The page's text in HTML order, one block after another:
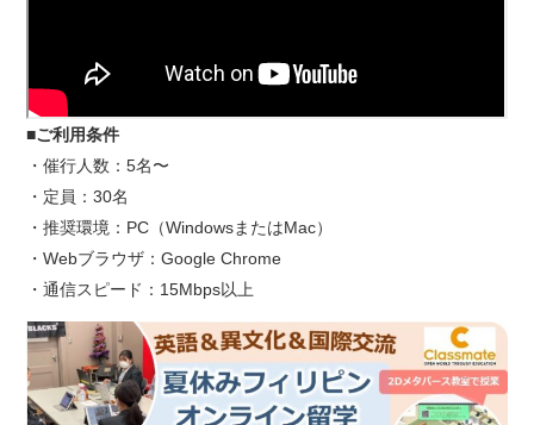
■ご利用条件
・催行人数：5名〜
・定員：30名
・推奨環境：PC（WindowsまたはMac）
・Webブラウザ：Google Chrome
・通信スピード：15Mbps以上